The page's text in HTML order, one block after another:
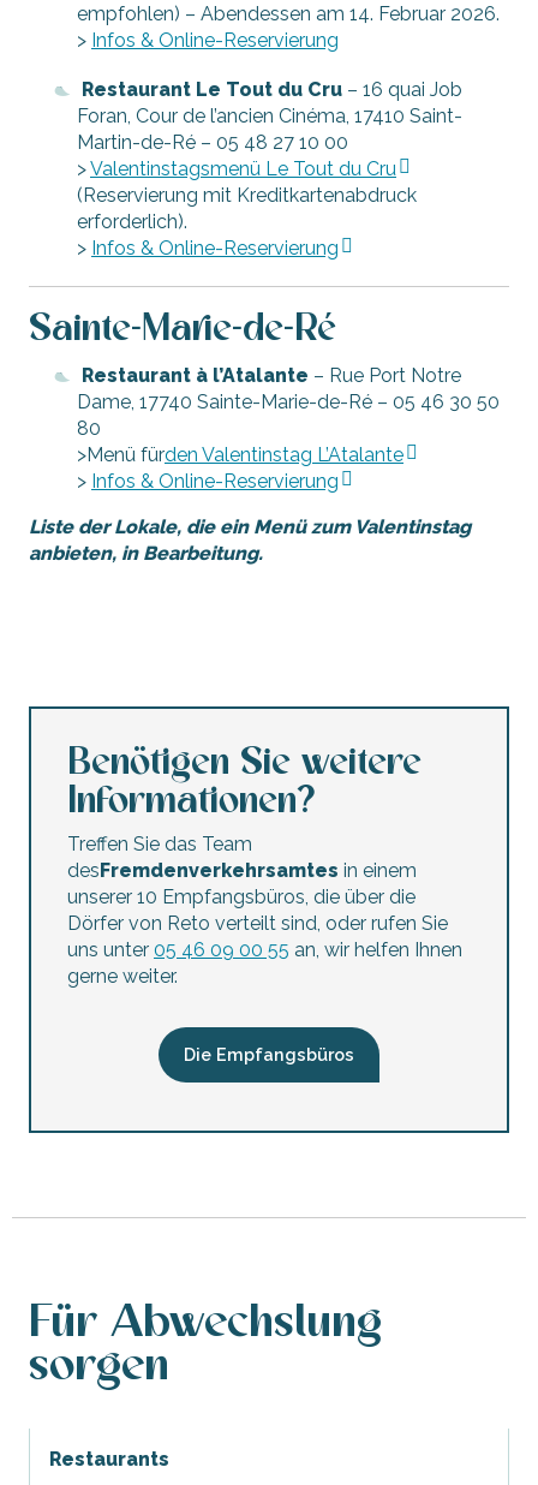
empfohlen) – Abendessen am 14. Februar 2026.
> Infos & Online-Reservierung
Restaurant Le Tout du Cru – 16 quai Job
Foran, Cour de l’ancien Cinéma, 17410 Saint-
Martin-de-Ré – 05 48 27 10 00
>Valentinstagsmenü Le Tout du Cru
(Reservierung mit Kreditkartenabdruck
erforderlich).
> Infos & Online-Reservierung
Sainte-Marie-de-Ré
Restaurant à l’Atalante – Rue Port Notre
Dame, 17740 Sainte-Marie-de-Ré – 05 46 30 50
80
>Menü fürden Valentinstag L’Atalante
> Infos & Online-Reservierung
Liste der Lokale, die ein Menü zum Valentinstag
anbieten, in Bearbeitung.
Benötigen Sie weitere
Informationen?
Treffen Sie das Team
desFremdenverkehrsamtes in einem
unserer 10 Empfangsbüros, die über die
Dörfer von Reto verteilt sind, oder rufen Sie
uns unter 05 46 09 00 55 an, wir helfen Ihnen
gerne weiter.
Die Empfangsbüros
Für Abwechslung
sorgen
Restaurants